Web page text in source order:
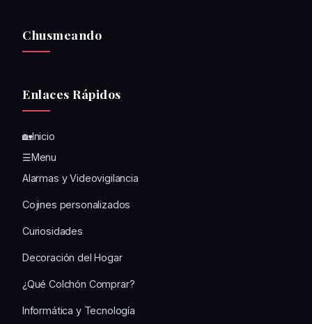
Chusmeando
Enlaces Rápidos
🏡Inicio
☰Menu
Alarmas y Videovigilancia
Cojines personalizados
Curiosidades
Decoración del Hogar
¿Qué Colchón Comprar?
Informática y Tecnología